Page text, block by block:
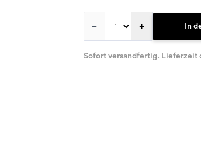
– + In
Sofort versandfertig. Lieferzeit